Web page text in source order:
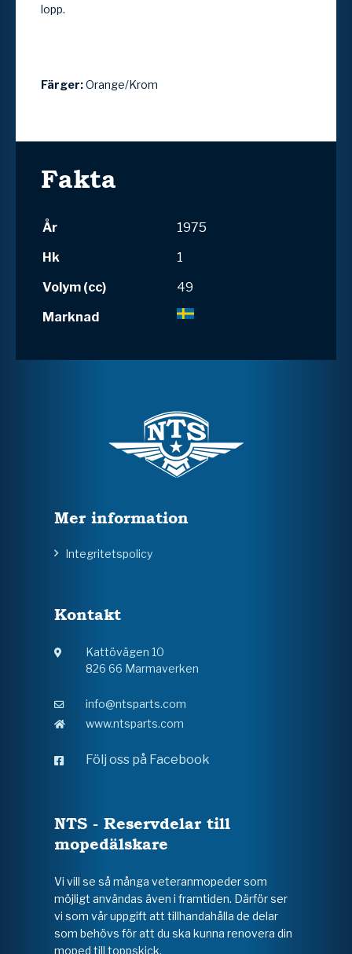
lopp.
Färger:Orange/Krom
Fakta
År
1975
Hk
1
Volym (cc)
49
Marknad
Mer information
Integritetspolicy
Kontakt
Kattövägen 10
826 66 Marmaverken
info@ntsparts.com
www.ntsparts.com
Följ oss på Facebook
NTS - Reservdelar till
mopedälskare
Vi vill se så många veteranmopeder som
möjligt användas även i framtiden. Därför ser
vi som vår uppgift att tillhandahålla de delar
som behövs för att du ska kunna renovera din
moped till toppskick.